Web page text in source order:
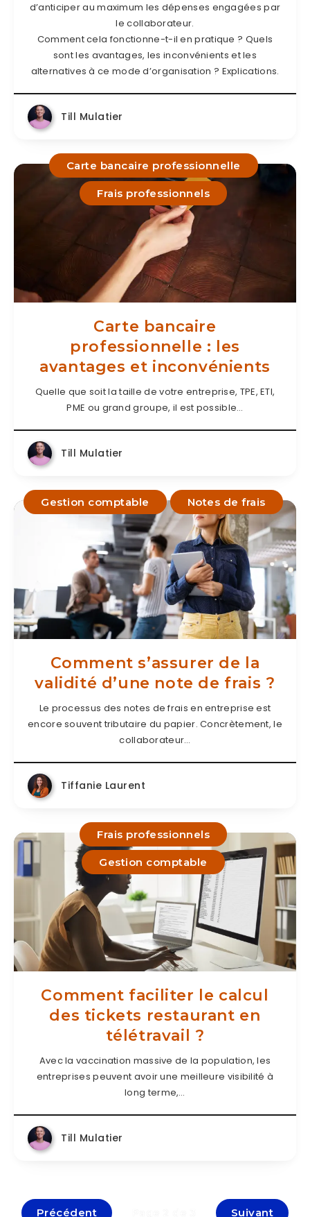
d’anticiper au maximum les dépenses engagées par
le collaborateur.
Comment cela fonctionne-t-il en pratique ? Quels
sont les avantages, les inconvénients et les
alternatives à ce mode d’organisation ? Explications.
Till Mulatier
Carte bancaire professionnelle
Frais professionnels
Carte bancaire
professionnelle : les
avantages et inconvénients
Quelle que soit la taille de votre entreprise, TPE, ETI,
PME ou grand groupe, il est possible…
Till Mulatier
Gestion comptable Notes de frais
Comment s’assurer de la
validité d’une note de frais ?
Le processus des notes de frais en entreprise est
encore souvent tributaire du papier. Concrètement, le
collaborateur…
Tiffanie Laurent
Frais professionnels
Gestion comptable
Comment faciliter le calcul
des tickets restaurant en
télétravail ?
Avec la vaccination massive de la population, les
entreprises peuvent avoir une meilleure visibilité à
long terme,…
Till Mulatier
Précédent Suivant